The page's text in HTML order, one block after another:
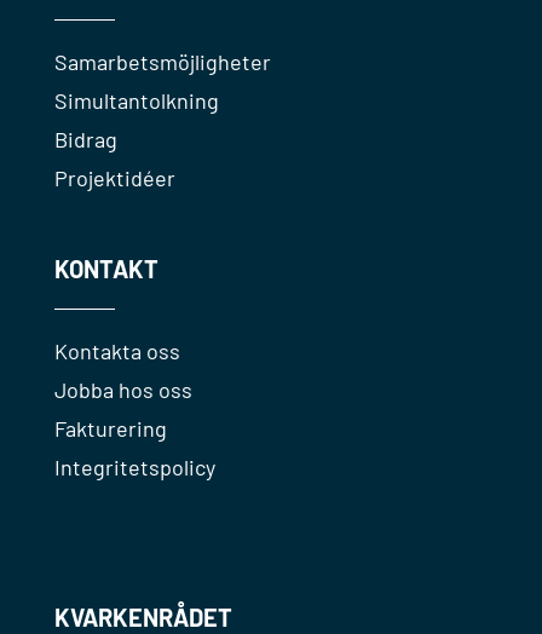
Samarbetsmöjligheter
Simultantolkning
Bidrag
Projektidéer
KONTAKT
Kontakta oss
Jobba hos oss
Fakturering
Integritetspolicy
KVARKENRÅDET